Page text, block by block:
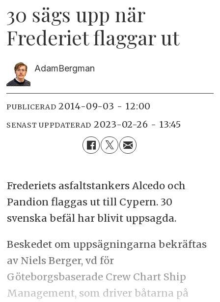
30 sägs upp när
Frederiet flaggar ut
AdamBergman
PUBLICERAD 2014-09-03 - 12:00
SENAST UPPDATERAD 2023-02-26 - 13:45
Frederiets asfaltstankers Alcedo och
Pandion flaggas ut till Cypern. 30
svenska befäl har blivit uppsagda.
Beskedet om uppsägningarna bekräftas
av Niels Berger, vd för
Göteborgsbaserade Crew Chart Ship
Management, som driver båtarna på